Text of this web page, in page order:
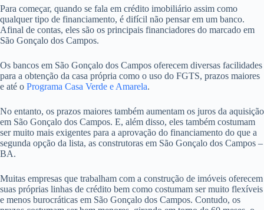
Para começar, quando se fala em crédito imobiliário assim como
qualquer tipo de financiamento, é difícil não pensar em um banco.
Afinal de contas, eles são os principais financiadores do marcado em
São Gonçalo dos Campos.
Os bancos em São Gonçalo dos Campos oferecem diversas facilidades
para a obtenção da casa própria como o uso do FGTS, prazos maiores
e até o Programa Casa Verde e Amarela.
No entanto, os prazos maiores também aumentam os juros da aquisição
em São Gonçalo dos Campos. E, além disso, eles também costumam
ser muito mais exigentes para a aprovação do financiamento do que a
segunda opção da lista, as construtoras em São Gonçalo dos Campos –
BA.
Muitas empresas que trabalham com a construção de imóveis oferecem
suas próprias linhas de crédito bem como costumam ser muito flexíveis
e menos burocráticas em São Gonçalo dos Campos. Contudo, os